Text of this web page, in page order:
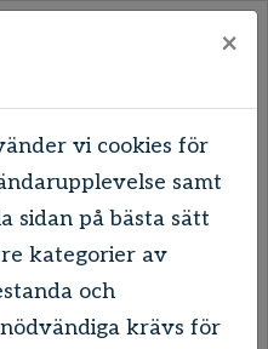
Uddevalla
×
vi cookies för
samt
sidan på bästa sätt
kategorier av
och
krävs för